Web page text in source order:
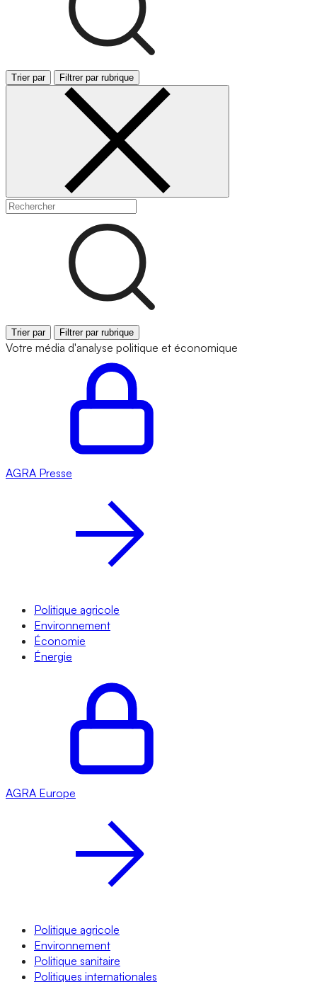
Trier par Filtrer par rubrique
Trier par Filtrer par rubrique
Votre média d'analyse politique et économique
AGRA Presse
Politique agricole
Environnement
Économie
Énergie
AGRA Europe
Politique agricole
Environnement
Politique sanitaire
Politiques internationales